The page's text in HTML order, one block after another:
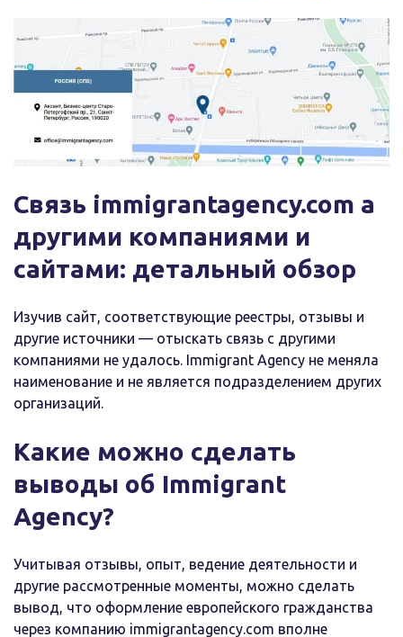
Связь immigrantagency.com a
другими компаниями и
сайтами: детальный обзор
Изучив сайт, соответствующие реестры, отзывы и
другие источники — отыскать связь с другими
компаниями не удалось. Immigrant Agency не меняла
наименование и не является подразделением других
организаций.
Какие можно сделать
выводы об Immigrant
Agency?
Учитывая отзывы, опыт, ведение деятельности и
другие рассмотренные моменты, можно сделать
вывод, что оформление европейского гражданства
через компанию immigrantagency.com вполне